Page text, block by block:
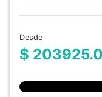
Desde
$